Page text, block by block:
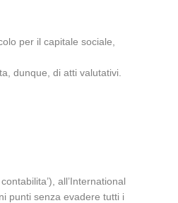
per il capitale sociale,
dunque, di atti valutativi.
all’International
punti senza evadere tutti i